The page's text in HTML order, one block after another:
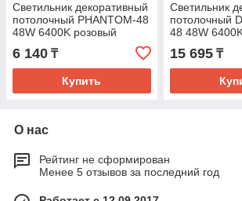
Светильник декоративный
потолочный PHANTOM-48
48W 6400K розовый
6 140 ₸
Купить
Светильник
потолочный
48 48W
15 695₸
О нас
Рейтинг не сформирован
Менее 5 отзывов за последний год